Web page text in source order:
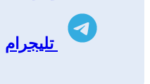
تليجرام